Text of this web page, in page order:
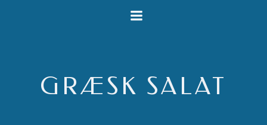
til
GRÆSK SALAT